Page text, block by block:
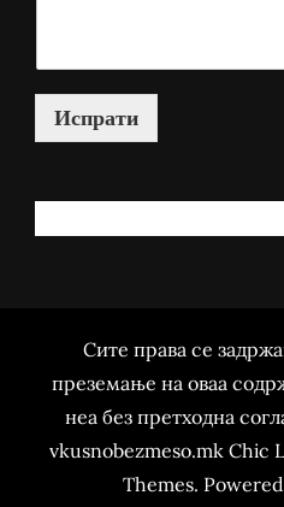
Испрати
Сите права се
преземање на оваа
неа без претходна
vkusnobezmeso.mk Chic
Themes.